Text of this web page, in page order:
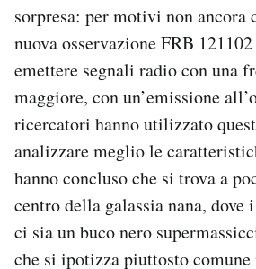
sorpresa: per motivi non ancora
nuova osservazione FRB
emettere segnali radio con una
maggiore, con un’emissione
ricercatori hanno utilizzato
analizzare meglio le
hanno concluso che si trova a
centro della galassia nana, dove
ci sia un buco nero
che si ipotizza piuttosto comune